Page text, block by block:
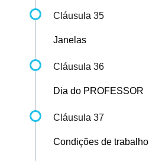
Cláusula 35
Janelas
Cláusula 36
Dia do PROFESSOR
Cláusula 37
Condições de trabalho